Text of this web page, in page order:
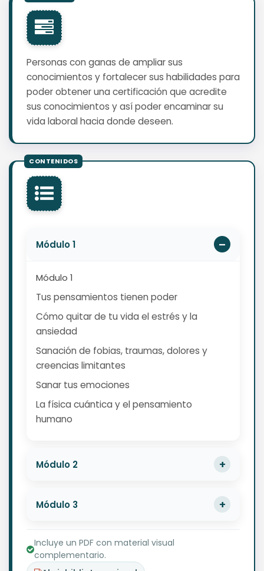
Personas con ganas de ampliar sus
conocimientos y fortalecer sus habilidades para
poder obtener una certificación que acredite
sus conocimientos y así poder encaminar su
vida laboral hacia donde deseen.
Módulo 1
Módulo 1
Tus pensamientos tienen poder
Cómo quitar de tu vida el estrés y la
ansiedad
Sanación de fobias, traumas, dolores y
creencias limitantes
Sanar tus emociones
La física cuántica y el pensamiento
humano
Módulo 2
Módulo 3
Incluye un PDF con material visual
complementario.